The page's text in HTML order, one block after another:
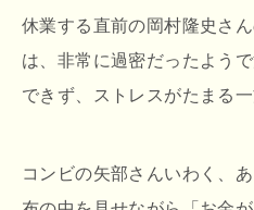
休業する直前の岡村隆史さ
は、非常に過密だったよう
できず、ストレスがたまる
コンビの矢部さんいわく、